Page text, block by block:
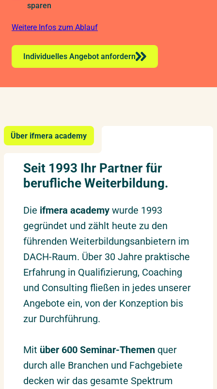
sparen
Weitere Infos zum Ablauf
Individuelles Angebot anfordern
Über ifmera academy
Seit 1993 Ihr Partner für
berufliche Weiterbildung.
Die ifmera academy wurde 1993
gegründet und zählt heute zu den
führenden Weiterbildungsanbietern im
DACH-Raum. Über 30 Jahre praktische
Erfahrung in Qualifizierung, Coaching
und Consulting fließen in jedes unserer
Angebote ein, von der Konzeption bis
zur Durchführung.
Mit über 600 Seminar-Themen quer
durch alle Branchen und Fachgebiete
decken wir das gesamte Spektrum